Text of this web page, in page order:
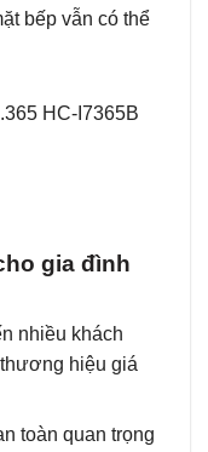
bếp vẫn có thể
gia đình
nhiều khách
hiệu giá
toàn quan trọng